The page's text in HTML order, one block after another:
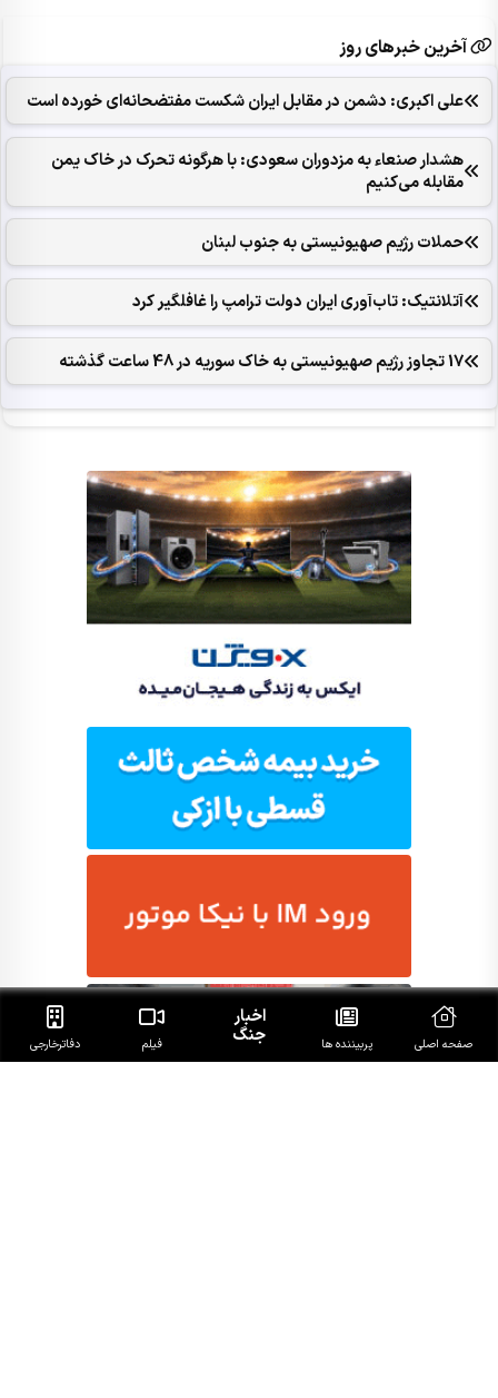
آخرین خبرهای روز
علی اکبری: دشمن در مقابل ایران شکست مفتضحانه‌ای خورده است
هشدار صنعاء به مزدوران سعودی: با هرگونه تحرک در خاک یمن
مقابله می‌کنیم
حملات رژیم صهیونیستی به جنوب لبنان
آتلانتیک: تاب‌آوری ایران دولت ترامپ را غافلگیر کرد
17 تجاوز رژیم صهیونیستی به خاک سوریه در 48 ساعت گذشته
صفحه اصلی پربیننده ها
اخبار
جنگ فیلم دفاتر‌خارجی